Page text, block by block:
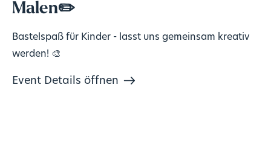
Malen✏️
Bastelspaß für Kinder - lasst uns gemeinsam kreativ
werden! 🎨
Event Details öffnen